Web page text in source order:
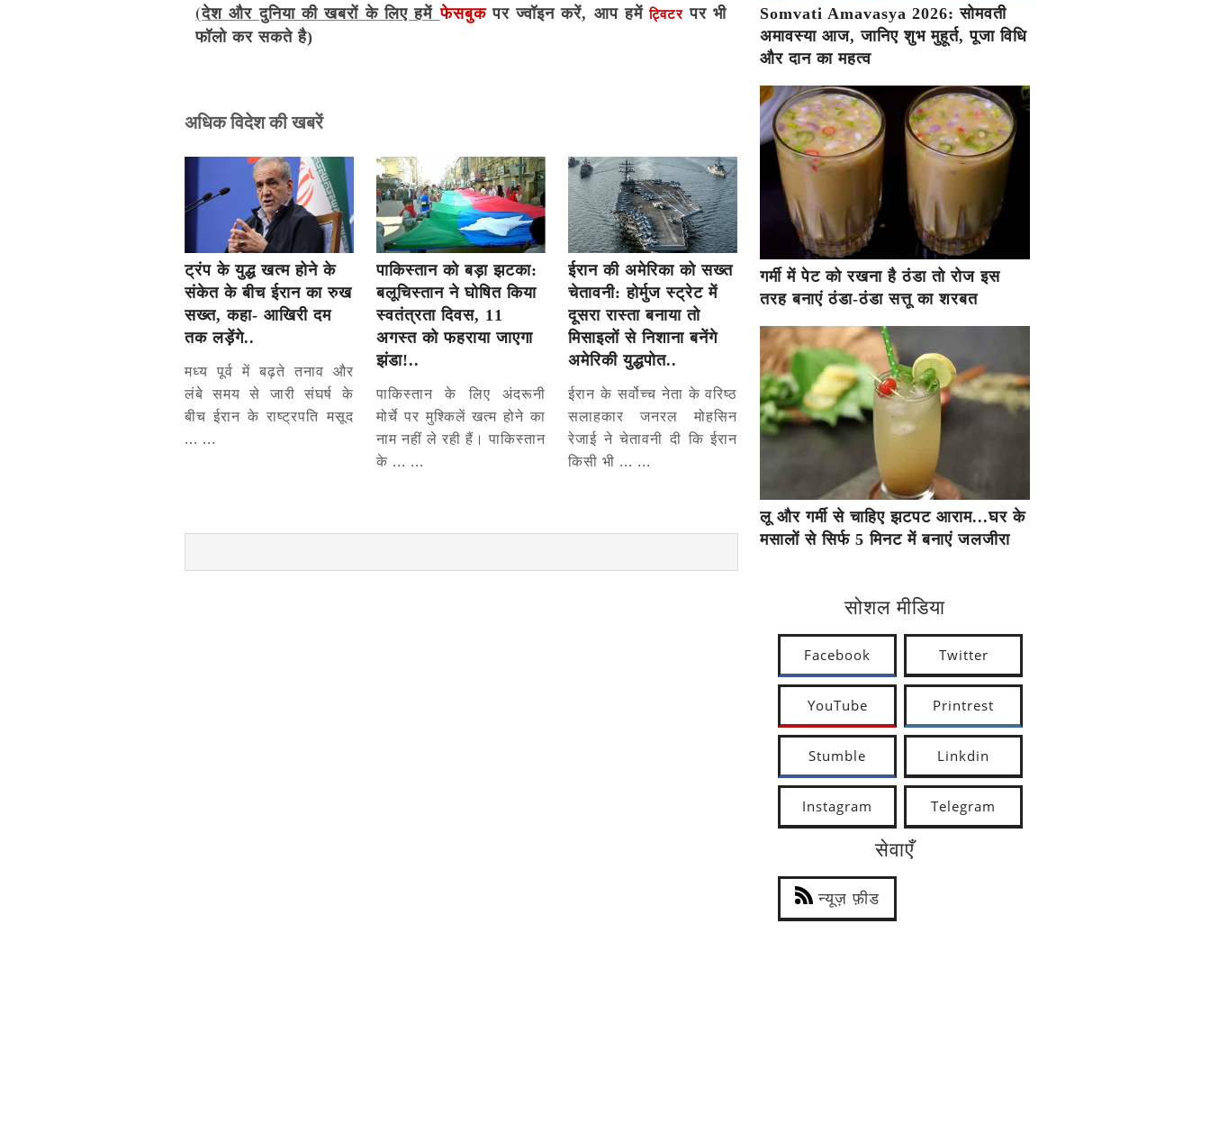
(देश और दुनिया की खबरों के लिए हमेंफेसबुकपर ज्वॉइन करें, आप हमेंट्विटर पर भी
फॉलो कर सकते है)
अधिक विदेश की खबरें
ट्रंप के युद्ध खत्म होने के
संकेत के बीच ईरान का रुख
सख्त, कहा- आखिरी दम
तक लड़ेंगे..
मध्य पूर्व में बढ़ते तनाव और
लंबे समय से जारी संघर्ष के
बीच ईरान के राष्ट्रपति मसूद
... ...
पाकिस्तान को बड़ा झटका:
बलूचिस्तान ने घोषित किया
स्वतंत्रता दिवस, 11
अगस्त को फहराया जाएगा
झंडा!..
पाकिस्तान के लिए अंदरूनी
मोर्चे पर मुश्किलें खत्म होने का
नाम नहीं ले रही हैं। पाकिस्तान
के ... ...
ईरान की अमेरिका को सख्त
चेतावनी: होर्मुज स्ट्रेट में
दूसरा रास्ता बनाया तो
मिसाइलों से निशाना बनेंगे
अमेरिकी युद्धपोत..
ईरान के सर्वोच्च नेता के वरिष्ठ
सलाहकार जनरल मोहसिन
रेजाई ने चेतावनी दी कि ईरान
किसी भी ... ...
Somvati Amavasya 2026: सोमवती
अमावस्या आज, जानिए शुभ मुहूर्त, पूजा विधि
और दान का महत्व
गर्मी में पेट को रखना है ठंडा तो रोज इस
तरह बनाएं ठंडा-ठंडा सत्तू का शरबत
लू और गर्मी से चाहिए झटपट आराम...घर के
मसालों से सिर्फ 5 मिनट में बनाएं जलजीरा
सोशल मीडिया
Facebook Twitter
YouTube Printrest
Stumble Linkdin
Instagram Telegram
सेवाएँ
न्यूज़ फ़ीड